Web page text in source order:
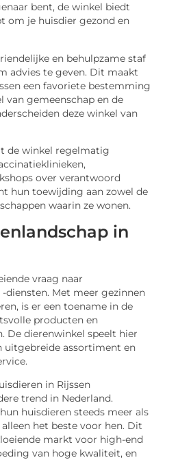
bent, de winkel biedt
om je huisdier gezond en
en behulpzame staf
advies te geven. Dit maakt
een favoriete bestemming
van gemeenschap en de
deze winkel van
de winkel regelmatig
over verantwoord
hun toewijding aan zowel de
waarin ze wonen.
in
vraag naar
diensten. Met meer gezinnen
is er een toename in de
producten en
De dierenwinkel speelt hier
uitgebreide assortiment en
in Rijssen
trend in Nederland.
huisdieren steeds meer als
het beste voor hen. Dit
markt voor high-end
van hoge kwaliteit, en